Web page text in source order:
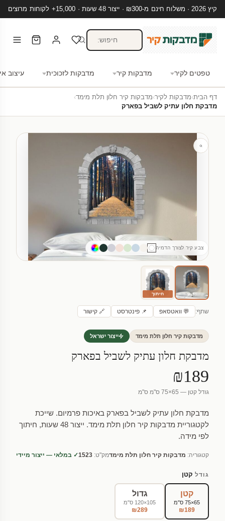
קיץ 2026 · משלוח חינם מ-₪300 · ייצור 48 שעות · 15,000+ לקוחות מרוצים
טפטים לקיר מדבקות קיר מדבקות לזכוכית עיצוב
דף הבית›מדבקות לקיר›מדבקות קיר חלון תלת מימד›
מדבקת חלון עתיק לשביל בפארק
צבע קיר לצורך הדמיה
חיתוך
שתף: 💬 וואטסאפ 📌 פינטרסט 🔗 קישור
מדבקות קיר חלון תלת מימד ייצור ישראל
מדבקת חלון עתיק לשביל בפארק
₪189
גודל קטן — 65×75 ס"מ ס"מ
מדבקת חלון עתיק לשביל בפארק באיכות פרמיום. שייכת
לקטגוריית מדבקות קיר חלון תלת מימד. ייצור 48 שעות, חיתוך
לפי מידה.
קטגוריה: מדבקות קיר חלון תלת מימדמק"ט: 1523✓ במלאי — ייצור מיידי
גודל קטן
קטן
65×75 ס"מ
₪189
גדול
105×120 ס"מ
₪289